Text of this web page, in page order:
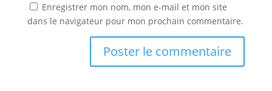
Enregistrer mon nom, mon e-mail et mon site
dans le navigateur pour mon prochain commentaire.